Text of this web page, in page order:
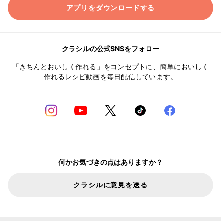
アプリをダウンロードする
クラシルの公式SNSをフォロー
「きちんとおいしく作れる」をコンセプトに、簡単においしく
作れるレシピ動画を毎日配信しています。
何かお気づきの点はありますか？
クラシルに意見を送る